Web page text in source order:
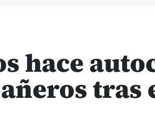
hace